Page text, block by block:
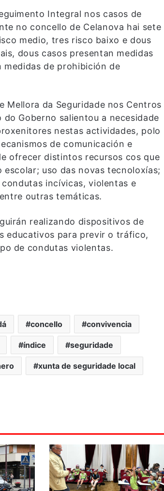
Integral nos casos de
no concello de Celanova hai sete
medio, tres risco baixo e dous
dous casos presentan medidas
de prohibición de
Mellora da Seguridade nos Centros
Goberno salientou a necesidade
nestas actividades, polo
de comunicación e
ofrecer distintos recursos cos que
uso das novas tecnoloxías;
incívicas, violentas e
outras temáticas.
realizando dispositivos de
educativos para previr o tráfico,
de condutas violentas.
concello convivencia
índice seguridade
xunta de seguridade local